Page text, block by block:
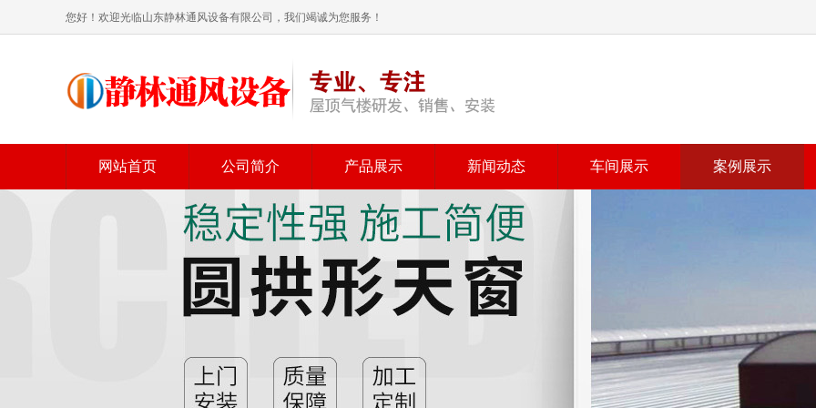
您好！欢迎光临山东静林通风设备有限公司，我们竭诚为您服务！
网站首页 公司简介 产品展示 新闻动态 车间展示 案例展示